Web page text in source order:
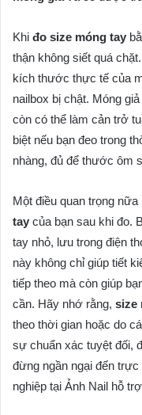
Khi đo size móng tay
thận không siết quá
kích thước thực tế của
nailbox bị chật. Móng
còn có thể làm cản trở
biệt nếu bạn đeo trong
nhàng, đủ để thước ôm
Một điều quan trọng
tay của bạn sau khi đo.
tay nhỏ, lưu trong điện
này không chỉ giúp tiết
tiếp theo mà còn giúp
cần. Hãy nhớ rằng, size
theo thời gian hoặc do
sự chuẩn xác tuyệt đối,
đừng ngần ngại đến
nghiệp tại Ảnh Nail hỗ trợ